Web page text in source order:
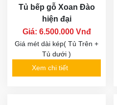
Tủ bếp gỗ Xoan Đào
hiện đại
Giá: 6.500.000 Vnđ
Giá mét dài kép( Tủ Trên +
Tủ dưới )
Xem chi tiết